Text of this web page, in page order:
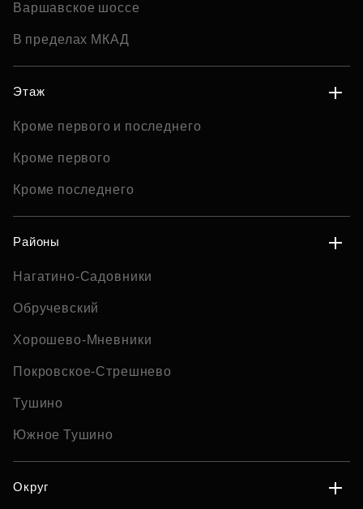
Варшавское шоссе
В пределах МКАД
Этаж
Кроме первого и последнего
Кроме первого
Кроме последнего
Районы
Нагатино-Садовники
Обручевский
Хорошево-Мневники
Покровское-Стрешнево
Тушино
Южное Тушино
Округ